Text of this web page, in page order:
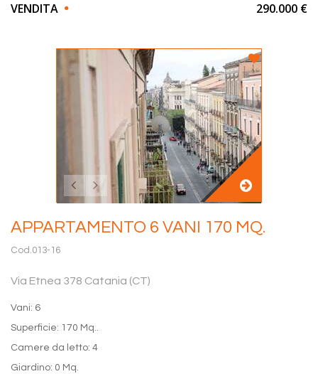
VENDITA 290.000 €
APPARTAMENTO 6 VANI 170 MQ.
Cod.013-16
Via Etnea 378 Catania (CT)
Vani: 6
Superficie: 170 Mq..
Camere da letto: 4
Giardino: 0 Mq.